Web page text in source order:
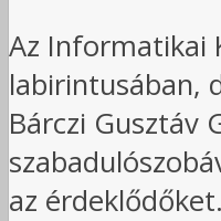
Az Informatikai
labirintusában,
Bárczi Gusztáv
az érdeklődőket.